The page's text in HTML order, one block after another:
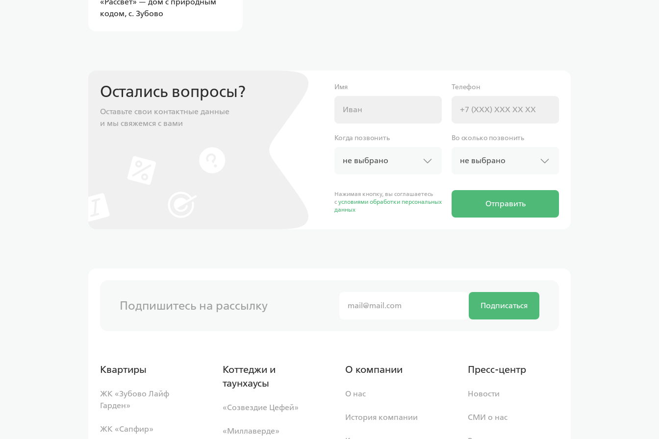
кодом, с. Зубово
Остались вопросы?
Оставьте свои контактные данные
и мы свяжемся с вами
Имя Телефон
Когда позвонить
не выбрано
Во сколько позвонить
не выбрано
Нажимая кнопку, вы соглашаетесь
с условиями обработки персональных
данных
Отправить
Подпишитесь на рассылку Подписаться
Квартиры
ЖК «Зубово Лайф
Гарден»
ЖК «Сапфир»
Коттеджи и
таунхаусы
«Созвездие Цефей»
«Миллаверде»
О компании
О нас
История компании
Пресс-центр
Новости
СМИ о нас